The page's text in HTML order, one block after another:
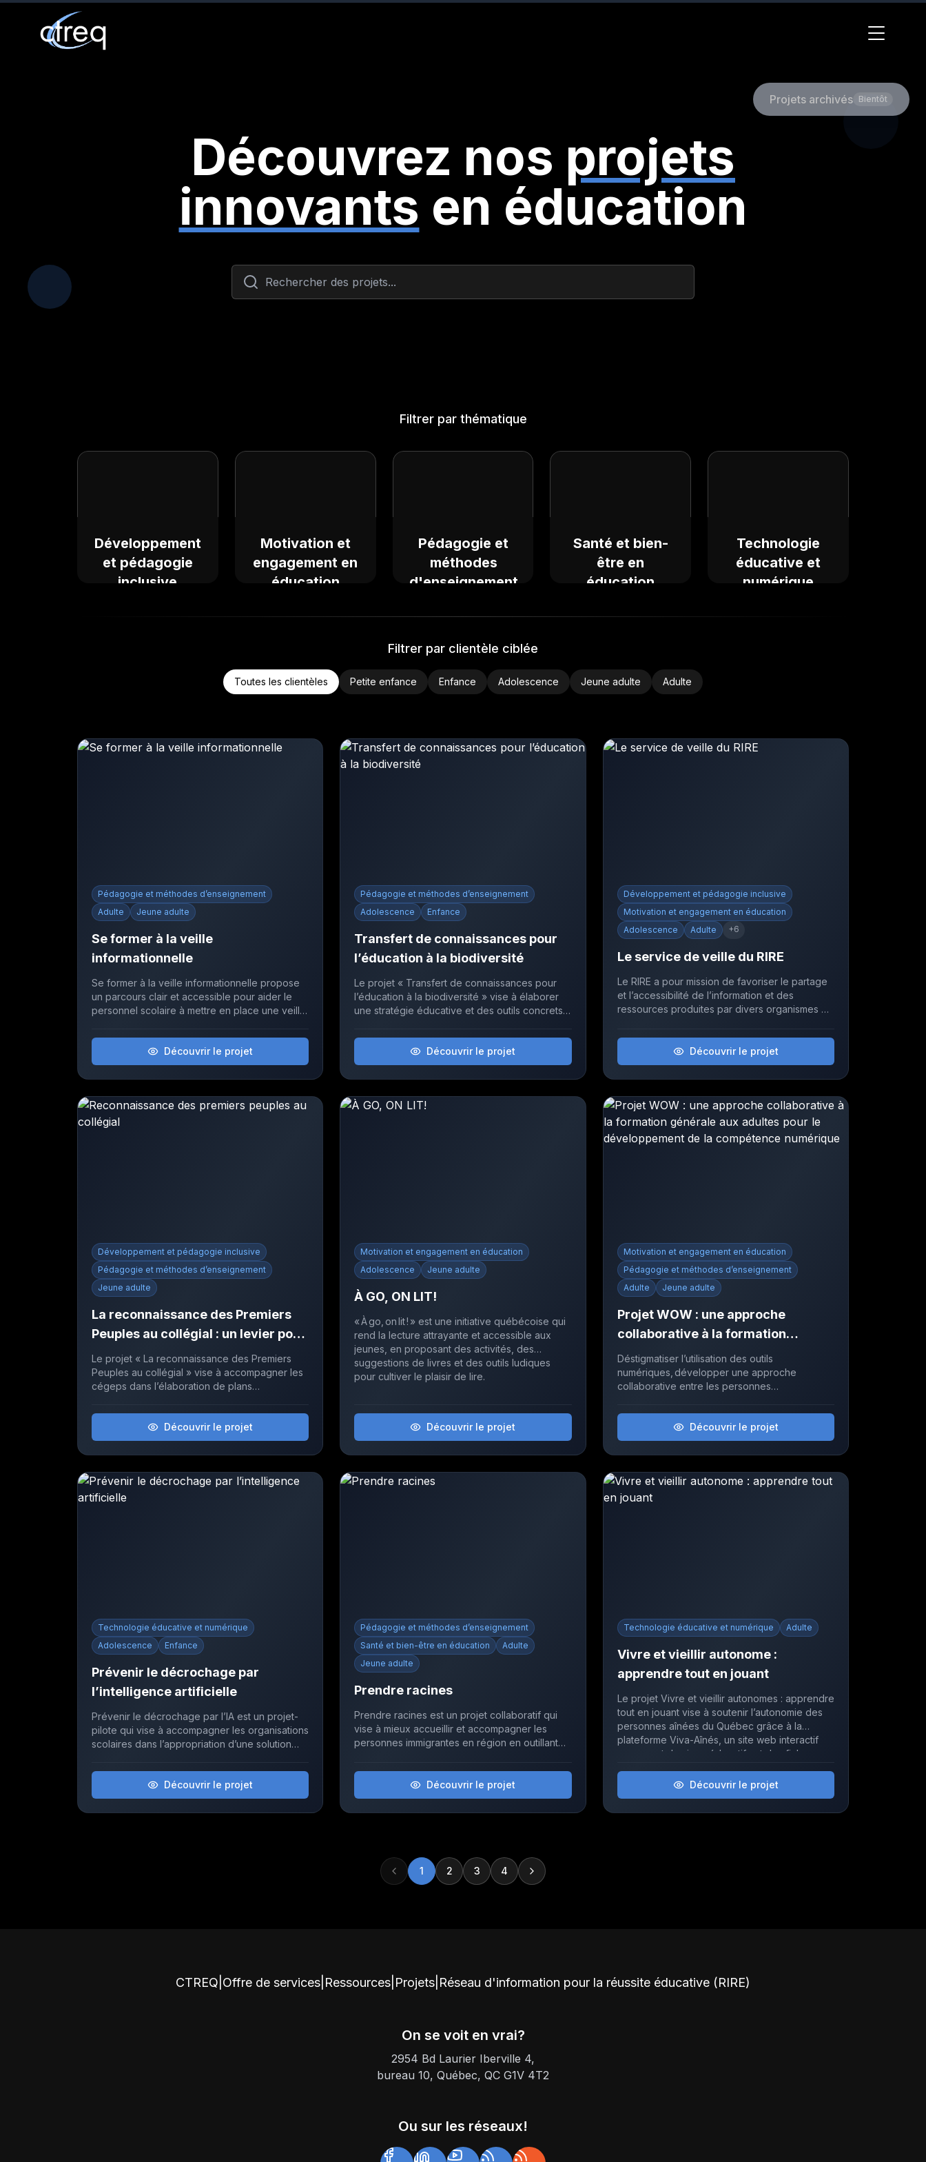
Projets archivés Bientôt
Découvrez nos projets
innovants en éducation
Filtrer par thématique
Développement
et pédagogie
inclusive
Motivation et
engagement en
éducation
Pédagogie et
méthodes
d'enseignement
Santé et bien-
être en
éducation
Technologie
éducative et
numérique
Filtrer par clientèle ciblée
Toutes les clientèles Petite enfance Enfance Adolescence Jeune adulte Adulte
Pédagogie et méthodes d’enseignement
Adulte
Jeune adulte
Se former à la veille
informationnelle
Se former à la veille informationnelle propose
un parcours clair et accessible pour aider le
personnel scolaire à mettre en place une veille
professionnelle.
Découvrir le projet
Pédagogie et méthodes d’enseignement
Adolescence
Enfance
Transfert de connaissances pour
l’éducation à la biodiversité
Le projet « Transfert de connaissances pour
l’éducation à la biodiversité » vise à élaborer
une stratégie éducative et des outils concrets
l’appréciation et l’engagement des jeunes
envers la biodiversité au Québec.
Découvrir le projet
Développement et pédagogie inclusive
Motivation et engagement en éducation
Adolescence
Adulte +6
Le service de veille du RIRE
Le RIRE a pour mission de favoriser le partage
et l’accessibilité de l’information et des
ressources produites par divers organismes et
Découvrir le projet
Développement et pédagogie inclusive
Pédagogie et méthodes d’enseignement
Jeune adulte
La reconnaissance des Premiers
Peuples au collégial : un levier pour
le développement
socioprofessionnel et la réussite
éducative
Le projet « La reconnaissance des Premiers
Peuples au collégial » vise à accompagner les
cégeps dans l’élaboration de plans
sécurisants pour favoriser la réussite éducative
des étudiantes et étudiants autochtones et
lutter contre le racisme systémique.
Découvrir le projet
Motivation et engagement en éducation
Adolescence
Jeune adulte
À GO, ON LIT!
« À go, on lit ! » est une initiative québécoise qui
rend la lecture attrayante et accessible aux
jeunes, en proposant des activités, des
suggestions de livres et des outils ludiques
pour cultiver le plaisir de lire.
Découvrir le projet
Motivation et engagement en éducation
Pédagogie et méthodes d’enseignement
Adulte
Jeune adulte
Projet WOW : une approche
collaborative à la formation
générale aux adultes pour le
développement de la compétence
numérique
Déstigmatiser l’utilisation des outils
numériques, développer une approche
collaborative entre les personnes
capacitant pour les adultes en formation, tel est
le pari du Projet WOW! Depuis cinq ans, il
rassemble plus de 120 membres du personnel
éducatif dans 15 centres de services scolaires
apprenantes.
Découvrir le projet
Technologie éducative et numérique
Adolescence
Enfance
Prévenir le décrochage par
l’intelligence artificielle
Prévenir le décrochage par l’IA est un projet-
pilote qui vise à accompagner les organisations
scolaires dans l’appropriation d’une solution
les données de façon éclairée pour favoriser
la réussite des élèves.Découvrir le projet
Pédagogie et méthodes d’enseignement
Santé et bien-être en éducation
Adulte
Jeune adulte
Prendre racines
Prendre racines est un projet collaboratif qui
vise à mieux accueillir et accompagner les
personnes immigrantes en région en outillant
favoriser une intégration durable et
harmonieuse.
Découvrir le projet
Technologie éducative et numérique Adulte
Vivre et vieillir autonome :
apprendre tout en jouant
Le projet Vivre et vieillir autonomes : apprendre
tout en jouant vise à soutenir l’autonomie des
personnes aînées du Québec grâce à la
plateforme Viva-Aînés, un site web interactif
proposant des jeux éducatifs et des fiches
et accessible.
Découvrir le projet
1 2 3 4
CTREQ Offre de services Ressources Projets Réseau d'information pour la réussite éducative (RIRE)
On se voit en vrai?
2954 Bd Laurier Iberville 4,
bureau 10, Québec, QC G1V 4T2
Ou sur les réseaux!